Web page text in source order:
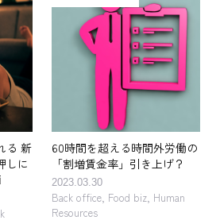
る 新
しに
60時間を超える時間外労働の
「割増賃金率」引き上げ？
2023.03.30
Back office Food biz Human
Resources